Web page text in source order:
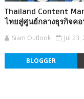
Thailand Content
ไทยสู่ศูนย์กลางธุรกิจคอ
Siam Outlook Jul 23,
BLOGGER